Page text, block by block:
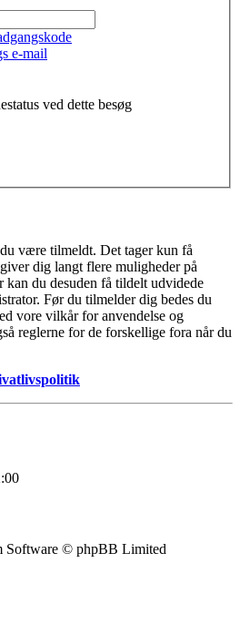
e-mail
ved dette besøg
være tilmeldt. Det tager kun få
dig langt flere muligheder på
kan du desuden få tildelt udvidede
Før du tilmelder dig bedes du
vore vilkår for anvendelse og
reglerne for de forskellige fora når du
Software © phpBB Limited